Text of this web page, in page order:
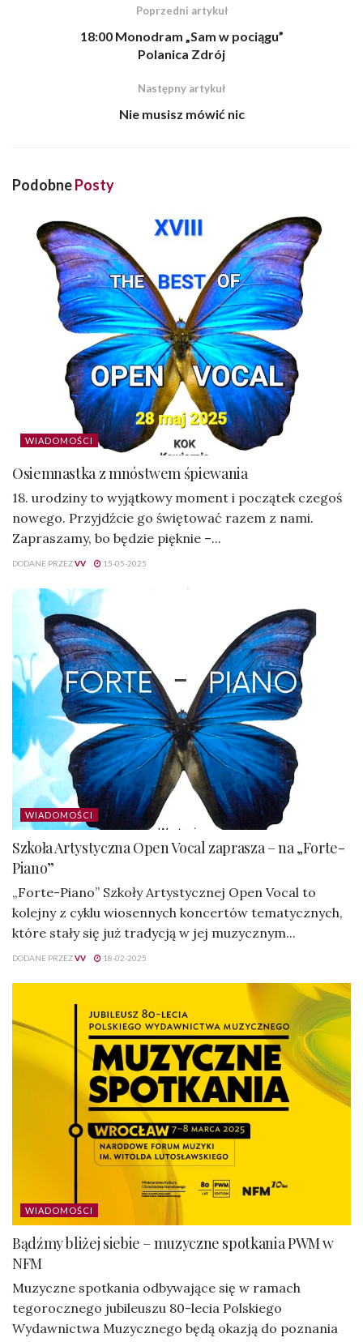
Poprzedni artykuł
18:00 Monodram „Sam w pociągu”
Polanica Zdrój
Następny artykuł
Nie musisz mówić nic
PodobnePosty
WIADOMOŚCI
Osiemnastka z mnóstwem śpiewania
18. urodziny to wyjątkowy moment i początek czegoś
nowego. Przyjdźcie go świętować razem z nami.
Zapraszamy, bo będzie pięknie –...
DODANE PRZEZVV 15-05-2025
WIADOMOŚCI
Szkoła Artystyczna Open Vocal zaprasza – na „Forte-
Piano”
„Forte-Piano” Szkoły Artystycznej Open Vocal to
kolejny z cyklu wiosennych koncertów tematycznych,
które stały się już tradycją w jej muzycznym...
DODANE PRZEZVV 18-02-2025
WIADOMOŚCI
Bądźmy bliżej siebie – muzyczne spotkania PWM w
NFM
Muzyczne spotkania odbywające się w ramach
tegorocznego jubileuszu 80-lecia Polskiego
Wydawnictwa Muzycznego będą okazją do poznania